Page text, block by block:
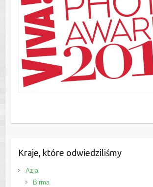
Kraje, które odwiedziliśmy
Azja
Birma